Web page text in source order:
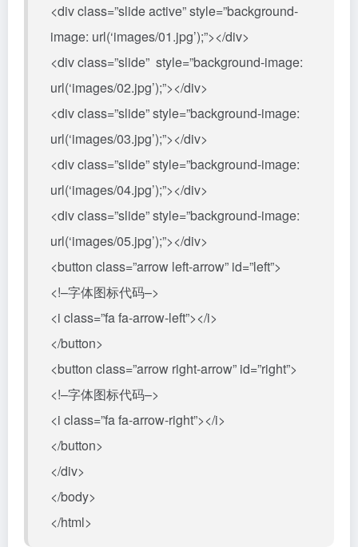
<div class=”slide active” style=”background-
image: url(‘images/01.jpg’);”></div>
<div class=”slide” style=”background-image:
url(‘images/02.jpg’);”></div>
<div class=”slide” style=”background-image:
url(‘images/03.jpg’);”></div>
<div class=”slide” style=”background-image:
url(‘images/04.jpg’);”></div>
<div class=”slide” style=”background-image:
url(‘images/05.jpg’);”></div>
<button class=”arrow left-arrow” id=”left”>
<!–字体图标代码–>
<i class=”fa fa-arrow-left”></i>
</button>
<button class=”arrow right-arrow” id=”right”>
<!–字体图标代码–>
<i class=”fa fa-arrow-right”></i>
</button>
</div>
</body>
</html>